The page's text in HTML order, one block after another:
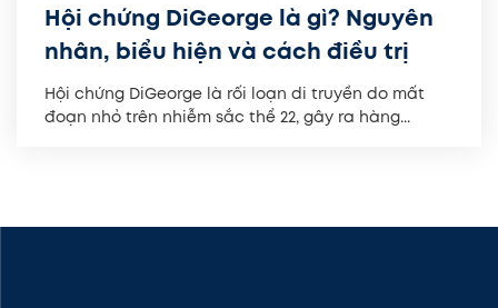
Hội chứng DiGeorge là gì? Nguyên
nhân, biểu hiện và cách điều trị
Hội chứng DiGeorge là rối loạn di truyền do mất
đoạn nhỏ trên nhiễm sắc thể 22, gây ra hàng...